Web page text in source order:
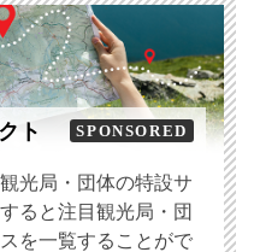
ト SPONSORED
光局・団体の特設サ
ると注目観光局・団
を一覧することがで